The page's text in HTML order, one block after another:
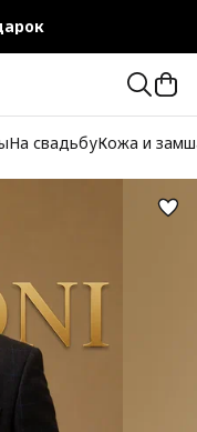
от 10 000 руб.
На свадьбуКожа и